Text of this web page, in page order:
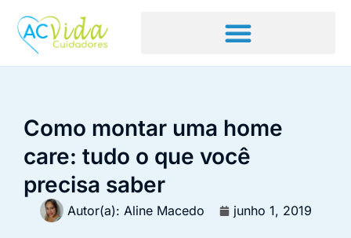
Como montar uma home
care: tudo o que você
precisa saber
Autor(a): Aline Macedo junho 1, 2019